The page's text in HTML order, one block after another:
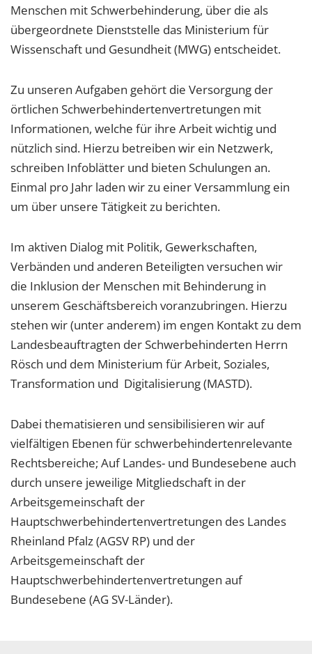
Menschen mit Schwerbehinderung, über die als
übergeordnete Dienststelle das Ministerium für
Wissenschaft und Gesundheit (MWG) entscheidet.
Zu unseren Aufgaben gehört die Versorgung der
örtlichen Schwerbehindertenvertretungen mit
Informationen, welche für ihre Arbeit wichtig und
nützlich sind. Hierzu betreiben wir ein Netzwerk,
schreiben Infoblätter und bieten Schulungen an.
Einmal pro Jahr laden wir zu einer Versammlung ein
um über unsere Tätigkeit zu berichten.
Im aktiven Dialog mit Politik, Gewerkschaften,
Verbänden und anderen Beteiligten versuchen wir
die Inklusion der Menschen mit Behinderung in
unserem Geschäftsbereich voranzubringen. Hierzu
stehen wir (unter anderem) im engen Kontakt zu dem
Landesbeauftragten der Schwerbehinderten Herrn
Rösch und dem Ministerium für Arbeit, Soziales,
Transformation und Digitalisierung (MASTD).
Dabei thematisieren und sensibilisieren wir auf
vielfältigen Ebenen für schwerbehindertenrelevante
Rechtsbereiche; Auf Landes- und Bundesebene auch
durch unsere jeweilige Mitgliedschaft in der
Arbeitsgemeinschaft der
Hauptschwerbehindertenvertretungen des Landes
Rheinland Pfalz (AGSV RP) und der
Arbeitsgemeinschaft der
Hauptschwerbehindertenvertretungen auf
Bundesebene (AG SV-Länder).